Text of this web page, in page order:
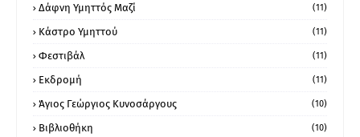
Δάφνη Υμηττός Μαζί (11)
Κάστρο Υμηττού (11)
Φεστιβάλ (11)
Εκδρομή (11)
Άγιος Γεώργιος Κυνοσάργους (10)
Βιβλιοθήκη (10)